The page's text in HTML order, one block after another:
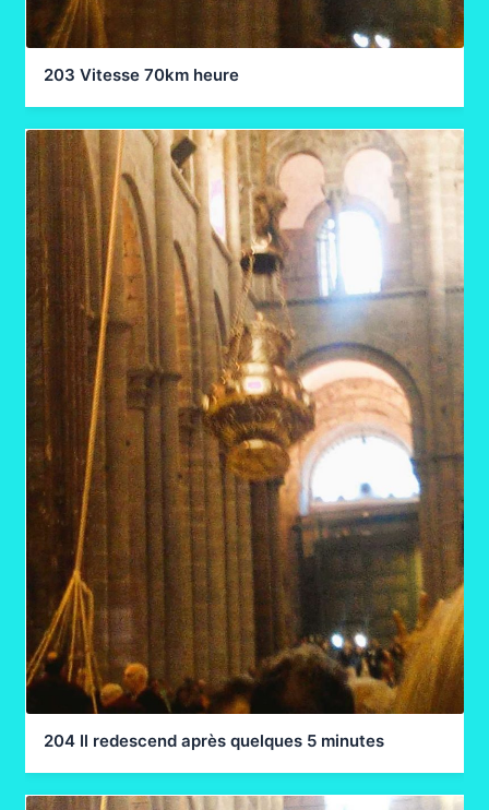
203 Vitesse 70km heure
204 Il redescend après quelques 5 minutes